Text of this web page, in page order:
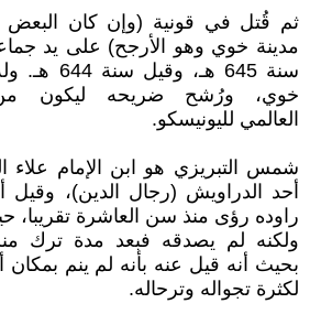
ثم قُتل في قونية (وإن كان
مدينة خوي وهو الأرجح) على يد
سنة 645
خوي، ورُشح ضريحه ليكون من
العالمي لليونيسكو.
شمس التبريزي هو ابن الإمام
أحد الدراويش (رجال الدين)،
راوده رؤى منذ سن العاشرة تقريبا،
ولكنه لم يصدقه فبعد مدة ترك
بحيث أنه قيل عنه بأنه لم ينم بمكان
لكثرة تجواله وترحاله.